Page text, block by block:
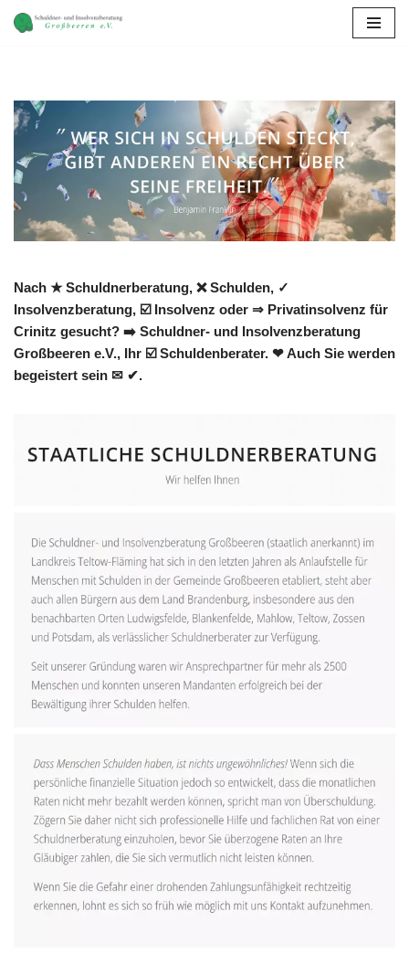
Nach ★ Schuldnerberatung, ❌ Schulden, ✓
Insolvenzberatung, ☑️ Insolvenz oder ⇒ Privatinsolvenz für
Crinitz gesucht? ➡️ Schuldner- und Insolvenzberatung
Großbeeren e.V., Ihr ☑️ Schuldenberater. ❤ Auch Sie werden
begeistert sein ✉ ✔.